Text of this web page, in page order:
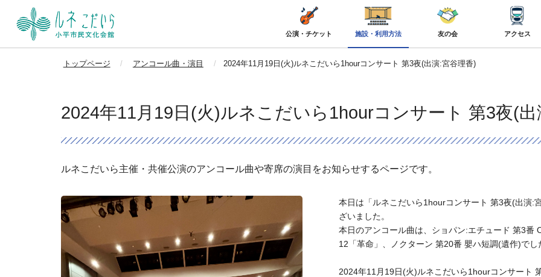
公演・チケット 施設・利用方法 友の会 アクセス
トップページ アンコール曲・演目 2024年11月19日(火)ルネこだいら1hourコンサート 第3夜(出演:宮谷理香)
2024年11月19日(火)ルネこだいら1hourコンサート 第3夜(
ルネこだいら主催・共催公演のアンコール曲や寄席の演目をお知らせするページです。
本日は「ルネこだいら1hourコンサート 第3夜(出演:
ざいました。
本日のアンコール曲は、ショパン:エチュード 第3
12「革命」、ノクターン 第20番 嬰ハ短調(遺作)でし
2024年11月19日(火)ルネこだいら1hourコンサート